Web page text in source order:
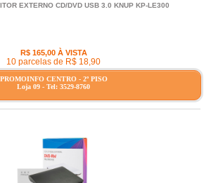
EXTERNO CD/DVD USB 3.0 KNUP KP-LE300
R$ 165,00 À VISTA
10 parcelas de R$ 18,90
PROMOINFO CENTRO - 2º PISO
Loja 09 - Tel: 3529-8760